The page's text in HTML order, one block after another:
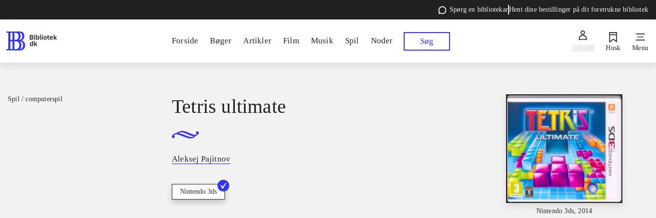
Spørg en bibliotekarHent dine bestillinger på dit foretrukne bibliotek
Forside Bøger Artikler Film Musik Spil Noder Søg
Husk Menu
Spil / computerspil
Nintendo 3ds, 2014
Tetris ultimate
Aleksej Pajitnov
Nintendo 3ds